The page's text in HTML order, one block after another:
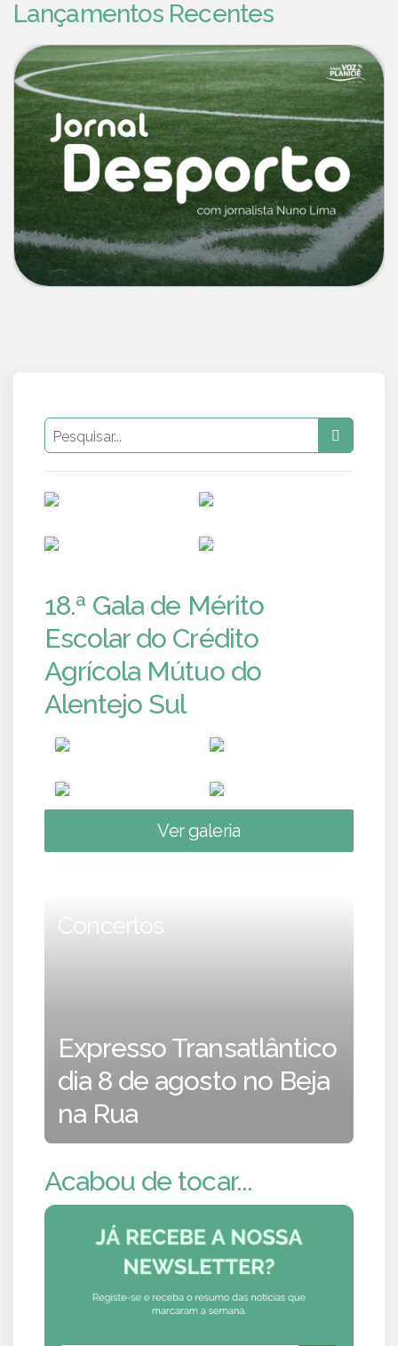
Lançamentos Recentes
18.ª Gala de Mérito
Escolar do Crédito
Agrícola Mútuo do
Alentejo Sul
Ver galeria
Concertos
Expresso Transatlântico
dia 8 de agosto no Beja
na Rua
Acabou de tocar...